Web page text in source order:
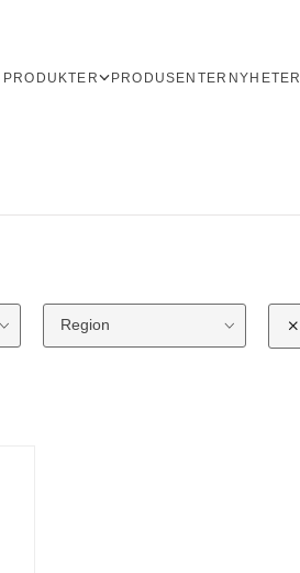
PRODUKTER PRODUSENTER NYHETER
Region